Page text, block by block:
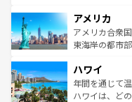
ンツ一覧を参
の建物がその
博物館もあり
ことができる
ば市内交通費無料
着のスイス情
アメリカ
アメリカ合衆
東海岸の都市
のような巨大
ンメントが詰
西部には大自
ハワイ
年間を通じて
ハワイは、ど